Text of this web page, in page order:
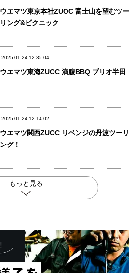
ウエマツ東京本社ZUOC 富士山を望むツー
リング&ピクニック
2025-01-24 12:35:04
ウエマツ東海ZUOC 満腹BBQ ブリオ半田
2025-01-24 12:14:02
ウエマツ関西ZUOC リベンジの丹波ツーリ
ング！
もっと見る